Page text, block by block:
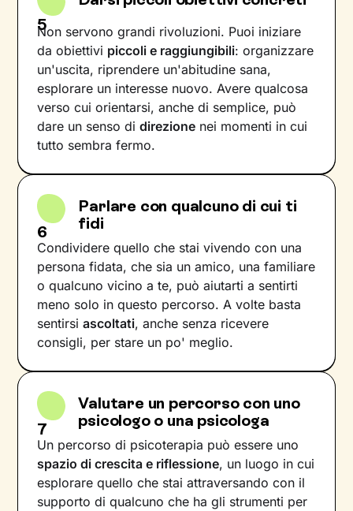
5
Non servono grandi rivoluzioni. Puoi iniziare
da obiettivi piccoli e raggiungibili: organizzare
un'uscita, riprendere un'abitudine sana,
esplorare un interesse nuovo. Avere qualcosa
verso cui orientarsi, anche di semplice, può
dare un senso didirezione nei momenti in cui
tutto sembra fermo.
6
Parlare con qualcuno di cui ti
fidi
Condividere quello che stai vivendo con una
persona fidata, che sia un amico, una familiare
o qualcuno vicino a te, può aiutarti a sentirti
meno solo in questo percorso. A volte basta
sentirsiascoltati, anche senza ricevere
consigli, per stare un po' meglio.
7
Valutare un percorso con uno
psicologo o una psicologa
Un percorso di psicoterapia può essere uno
spazio di crescita e riflessione, un luogo in cui
esplorare quello che stai attraversando con il
supporto di qualcuno che ha gli strumenti per